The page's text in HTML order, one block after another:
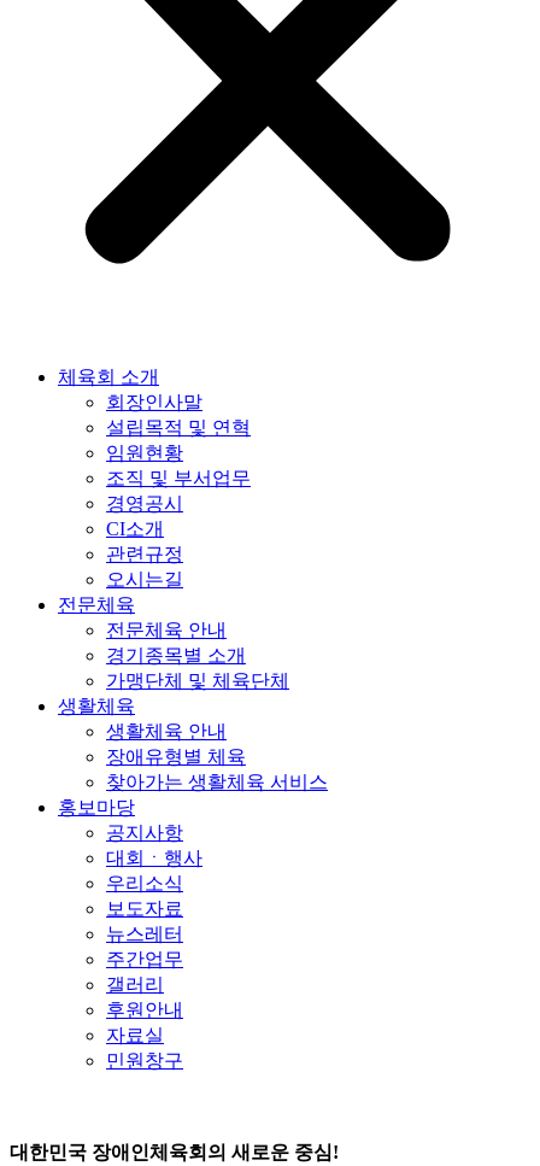
체육회 소개
회장인사말
설립목적 및 연혁
임원현황
조직 및 부서업무
경영공시
CI소개
관련규정
오시는길
전문체육
전문체육 안내
경기종목별 소개
가맹단체 및 체육단체
생활체육
생활체육 안내
장애유형별 체육
찾아가는 생활체육 서비스
홍보마당
공지사항
대회ㆍ행사
우리소식
보도자료
뉴스레터
주간업무
갤러리
후원안내
자료실
민원창구
대한민국 장애인체육회의 새로운 중심!